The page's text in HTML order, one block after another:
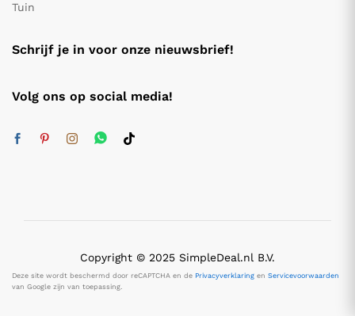
Tuin
Schrijf je in voor onze nieuwsbrief!
Volg ons op social media!
Copyright © 2025 SimpleDeal.nl B.V.
Deze site wordt beschermd door reCAPTCHA en de Privacyverklaring en Servicevoorwaarden
van Google zijn van toepassing.